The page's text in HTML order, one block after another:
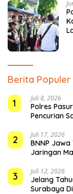
Berita Populer
1
Juli 8, 2026
Polres
Pencurian
2 Juli 17, 2026
BNNP
Jaringan
3 Juli 12, 2026
Jelang
Surabaya